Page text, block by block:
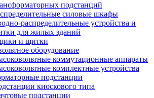
подстанций
силовые шкафы
распределительные устройства и
для жилых зданий
и щитки
оборудование
коммутационные аппараты
комплектные устройства
подстанции
киоскового типа
подстанции